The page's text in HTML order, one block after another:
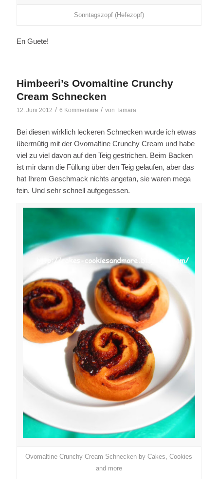
Sonntagszopf (Hefezopf)
En Guete!
Himbeeri’s Ovomaltine Crunchy
Cream Schnecken
12. Juni 2012 / 6 Kommentare / von Tamara
Bei diesen wirklich leckeren Schnecken wurde ich etwas
übermütig mit der Ovomaltine Crunchy Cream und habe
viel zu viel davon auf den Teig gestrichen. Beim Backen
ist mir dann die Füllung über den Teig gelaufen, aber das
hat Ihrem Geschmack nichts angetan, sie waren mega
fein. Und sehr schnell aufgegessen.
Ovomaltine Crunchy Cream Schnecken by Cakes, Cookies
and more